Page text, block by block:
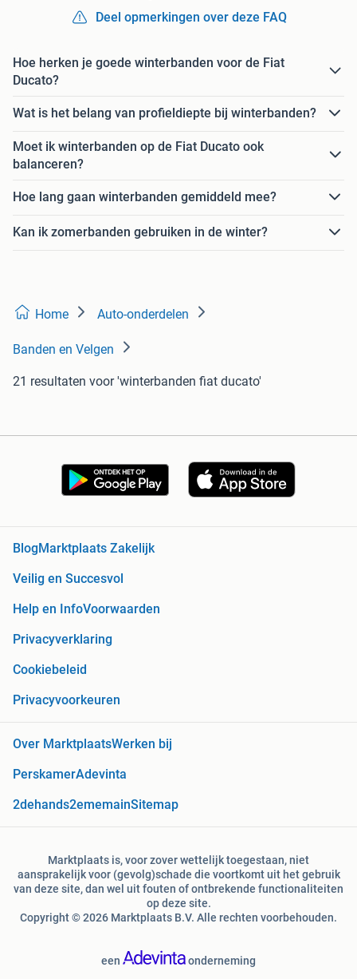
Deel opmerkingen over deze FAQ
Hoe herken je goede winterbanden voor de Fiat
Ducato?
Wat is het belang van profieldiepte bij winterbanden?
Moet ik winterbanden op de Fiat Ducato ook
balanceren?
Hoe lang gaan winterbanden gemiddeld mee?
Kan ik zomerbanden gebruiken in de winter?
Home Auto-onderdelen
Banden en Velgen
21 resultaten voor 'winterbanden fiat ducato'
BlogMarktplaats Zakelijk
Veilig en Succesvol
Help en InfoVoorwaarden
Privacyverklaring
Cookiebeleid
Privacyvoorkeuren
Over MarktplaatsWerken bij
PerskamerAdevinta
2dehands2ememainSitemap
Marktplaats is, voor zover wettelijk toegestaan, niet
aansprakelijk voor (gevolg)schade die voortkomt uit het gebruik
van deze site, dan wel uit fouten of ontbrekende functionaliteiten
op deze site.
Copyright © 2026 Marktplaats B.V. Alle rechten voorbehouden.
een onderneming